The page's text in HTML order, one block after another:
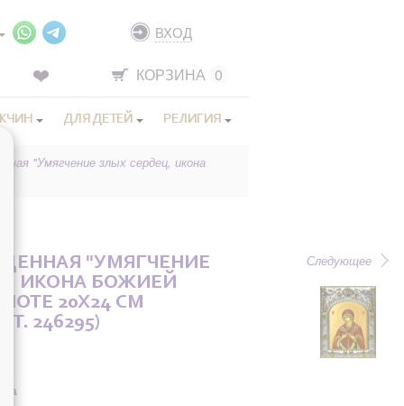
ВХОД
КОРЗИНА 0
ДЛЯ ДЕТЕЙ РЕЛИГИЯ
"Умягчение злых сердец, икона
Следующее
"УМЯГЧЕНИЕ
ИКОНА БОЖИЕЙ
20X24 СМ
246295)